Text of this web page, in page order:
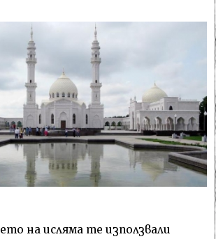
на исляма те използвали